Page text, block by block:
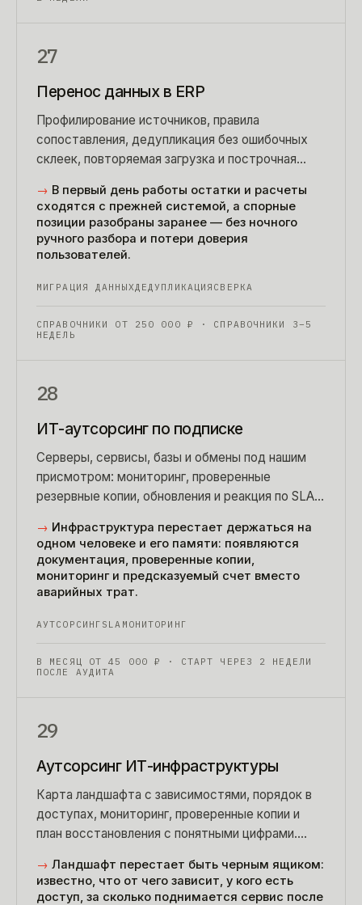
27
Перенос данных в ERP
Профилирование источников, правила
сопоставления, дедупликация без ошибочных
склеек, повторяемая загрузка и построчная
сошлись, а люди поверили системе.
→ В первый день работы остатки и расчеты
сходятся с прежней системой, а спорные
позиции разобраны заранее — без ночного
ручного разбора и потери доверия
пользователей.
МИГРАЦИЯ ДАННЫХДЕДУПЛИКАЦИЯ СВЕРКА
СПРАВОЧНИКИ ОТ 250 000 ₽
· СПРАВОЧНИКИ 3–5
НЕДЕЛЬ
28
ИТ-аутсорсинг по подписке
Серверы, сервисы, базы и обмены под нашим
присмотром: мониторинг, проверенные
резервные копии, обновления и реакция по SLA.
«помочь с Excel».
→ Инфраструктура перестает держаться на
одном человеке и его памяти: появляются
документация, проверенные копии,
мониторинг и предсказуемый счет вместо
аварийных трат.
АУТСОРСИНГ SLA МОНИТОРИНГ
В МЕСЯЦ ОТ 45 000 ₽
· СТАРТ ЧЕРЕЗ 2 НЕДЕЛИ
ПОСЛЕ АУДИТА
29
Аутсорсинг ИТ-инфраструктуры
Карта ландшафта с зависимостями, порядок в
доступах, мониторинг, проверенные копии и
план восстановления с понятными цифрами.
окупает подписку.
→ Ландшафт перестает быть черным ящиком:
известно, что от чего зависит, у кого есть
доступ, за сколько поднимается сервис после